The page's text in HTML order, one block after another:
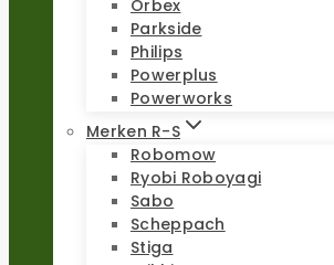
Orbex
Parkside
Philips
Powerplus
Powerworks
Merken R-S
Robomow
Ryobi Roboyagi
Sabo
Scheppach
Stiga